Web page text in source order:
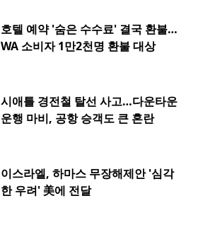
호텔 예약 '숨은 수수료' 결국 환불…
WA 소비자 1만2천명 환불 대상
시애틀 경전철 탈선 사고…다운타운
운행 마비, 공항 승객도 큰 혼란
이스라엘, 하마스 무장해제안 '심각
한 우려' 美에 전달